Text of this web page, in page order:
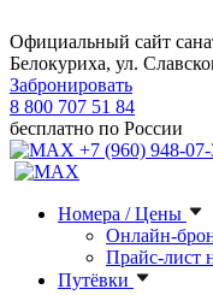
Официальный сайт
Белокуриха, ул.
Забронировать
8 800 707 51 84
бесплатно по России
+7 (960) 948-
Номера / Цены
Онлайн-
Прайс-лист
Путёвки